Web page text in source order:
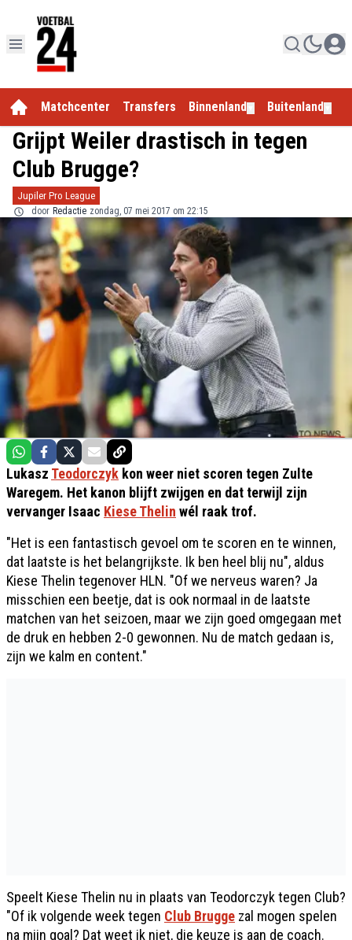
Matchcenter Transfers Binnenland Buitenland
Grijpt Weiler drastisch in tegen
Club Brugge?
Jupiler Pro League
door Redactie zondag, 07 mei 2017 om 22:15
Lukasz Teodorczyk kon weer niet scoren tegen Zulte
Waregem. Het kanon blijft zwijgen en dat terwijl zijn
vervanger Isaac Kiese Thelin wél raak trof.
"Het is een fantastisch gevoel om te scoren en te winnen,
dat laatste is het belangrijkste. Ik ben heel blij nu", aldus
Kiese Thelin tegenover HLN. "Of we nerveus waren? Ja
misschien een beetje, dat is ook normaal in de laatste
matchen van het seizoen, maar we zijn goed omgegaan met
de druk en hebben 2-0 gewonnen. Nu de match gedaan is,
zijn we kalm en content."
Speelt Kiese Thelin nu in plaats van Teodorczyk tegen Club?
"Of ik volgende week tegen Club Brugge zal mogen spelen
na mijn goal? Dat weet ik niet, die keuze is aan de coach.